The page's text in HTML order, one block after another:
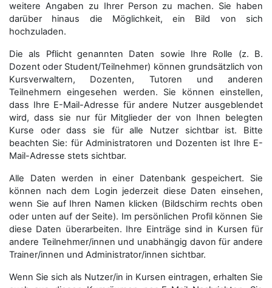
weitere Angaben zu Ihrer Person zu machen. Sie haben
darüber hinaus die Möglichkeit, ein Bild von sich
hochzuladen.
Die als Pflicht genannten Daten sowie Ihre Rolle (z. B.
Dozent oder Student/Teilnehmer) können grundsätzlich von
Kursverwaltern, Dozenten, Tutoren und anderen
Teilnehmern eingesehen werden. Sie können einstellen,
dass Ihre E-Mail-Adresse für andere Nutzer ausgeblendet
wird, dass sie nur für Mitglieder der von Ihnen belegten
Kurse oder dass sie für alle Nutzer sichtbar ist. Bitte
beachten Sie: für Administratoren und Dozenten ist Ihre E-
Mail-Adresse stets sichtbar.
Alle Daten werden in einer Datenbank gespeichert. Sie
können nach dem Login jederzeit diese Daten einsehen,
wenn Sie auf Ihren Namen klicken (Bildschirm rechts oben
oder unten auf der Seite). Im persönlichen Profil können Sie
diese Daten überarbeiten. Ihre Einträge sind in Kursen für
andere Teilnehmer/innen und unabhängig davon für andere
Trainer/innen und Administrator/innen sichtbar.
Wenn Sie sich als Nutzer/in in Kursen eintragen, erhalten Sie